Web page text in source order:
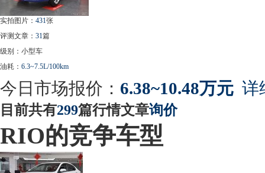
实拍图片： 431张
评测文章： 31篇
级别：小型车
油耗： 6.3~7.5L/100km
今日市场报价： 6.38~10.48万元 详
目前共有299篇行情文章询价
RIO的竞争车型